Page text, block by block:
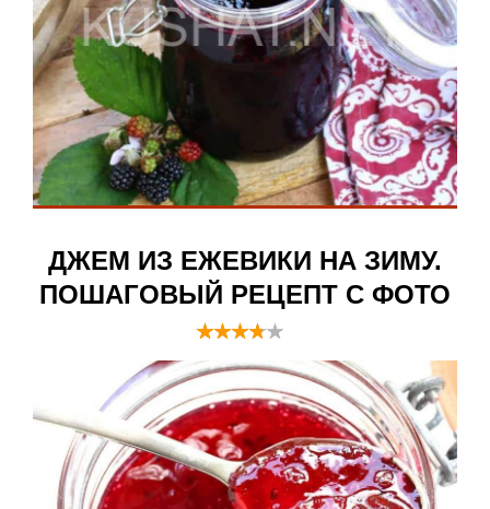
ДЖЕМ ИЗ ЕЖЕВИКИ НА ЗИМУ.
ПОШАГОВЫЙ РЕЦЕПТ С ФОТО